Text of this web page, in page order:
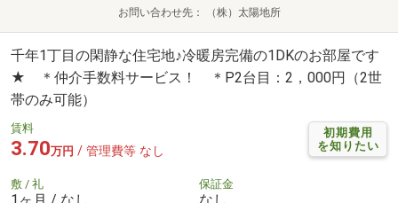
お問い合わせ先 （株）太陽地所
千年1丁目の閑静な住宅地♪冷暖房完備の1DKのお部屋です
★ ＊仲介手数料サービス！ ＊P2台目：2，000円（2世
帯のみ可能）
初期費用
を知りたい
賃料
3.70万円 / 管理費等 なし
敷 / 礼 保証金